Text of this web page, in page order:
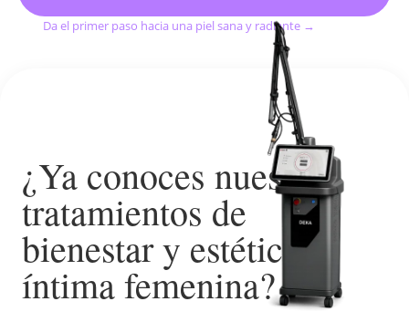
Da el primer paso hacia una piel sana y radiante →
¿Ya conoces nuestros
tratamientos de
bienestar y estética
íntima femenina?